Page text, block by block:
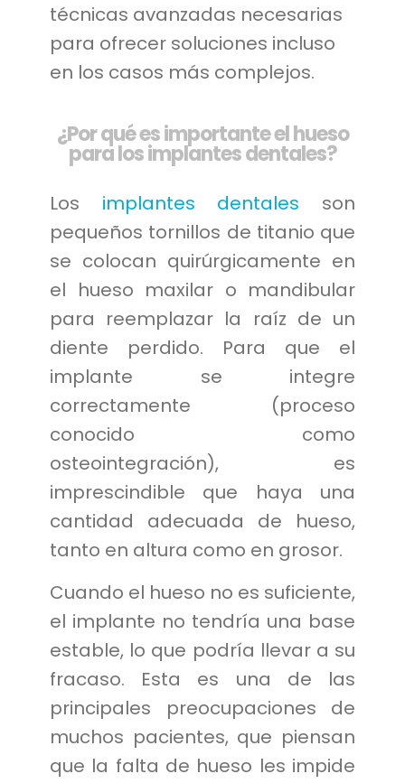
técnicas avanzadas necesarias
para ofrecer soluciones incluso
en los casos más complejos.
¿Por qué es importante el hueso
para los implantes dentales?
Los implantes dentales son
pequeños tornillos de titanio que
se colocan quirúrgicamente en
el hueso maxilar o mandibular
para reemplazar la raíz de un
diente perdido. Para que el
implante se integre
correctamente (proceso
conocido como
osteointegración), es
imprescindible que haya una
cantidad adecuada de hueso,
tanto en altura como en grosor.
Cuando el hueso no es suficiente,
el implante no tendría una base
estable, lo que podría llevar a su
fracaso. Esta es una de las
principales preocupaciones de
muchos pacientes, que piensan
que la falta de hueso les impide